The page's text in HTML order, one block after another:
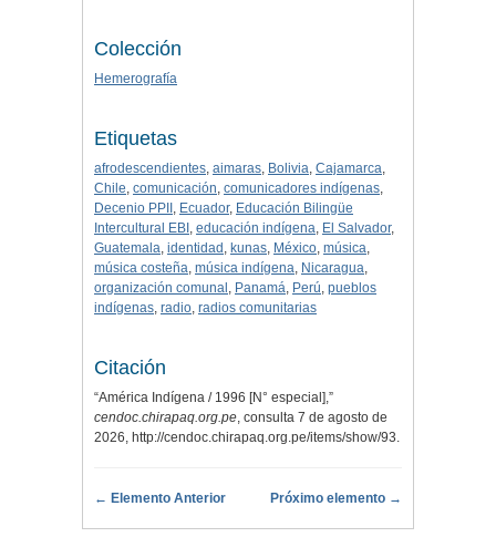
Colección
Hemerografía
Etiquetas
afrodescendientes, aimaras, Bolivia, Cajamarca,
Chile, comunicación, comunicadores indígenas,
Decenio PPII , Ecuador, Educación Bilingüe
Intercultural EBI , educación indígena, El Salvador,
Guatemala, identidad , kunas, México, música,
música costeña, música indígena, Nicaragua,
organización comunal , Panamá, Perú, pueblos
indígenas, radio, radios comunitarias
Citación
“América Indígena / 1996 [N° especial],”
cendoc.chirapaq.org.pe, consulta 7 de agosto de
2026, http://cendoc.chirapaq.org.pe/items/show/93.
← Elemento Anterior Próximo elemento →